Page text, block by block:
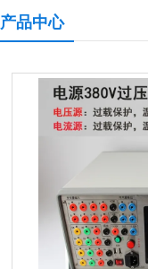
产品中心